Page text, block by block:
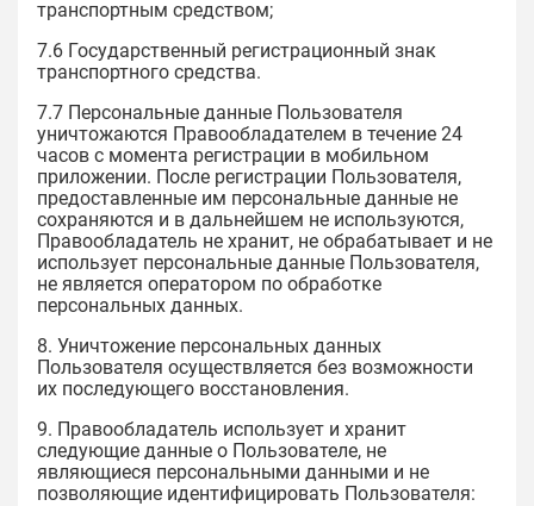
транспортным средством;
7.6 Государственный регистрационный знак
транспортного средства.
7.7 Персональные данные Пользователя
уничтожаются Правообладателем в течение 24
часов с момента регистрации в мобильном
приложении. После регистрации Пользователя,
предоставленные им персональные данные не
сохраняются и в дальнейшем не используются,
Правообладатель не хранит, не обрабатывает и не
использует персональные данные Пользователя,
не является оператором по обработке
персональных данных.
8. Уничтожение персональных данных
Пользователя осуществляется без возможности
их последующего восстановления.
9. Правообладатель использует и хранит
следующие данные о Пользователе, не
являющиеся персональными данными и не
позволяющие идентифицировать Пользователя: